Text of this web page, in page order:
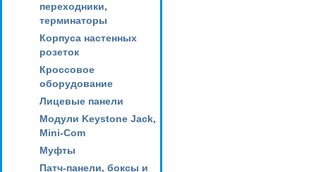
переходники,
терминаторы
Корпуса настенных
розеток
Кроссовое
оборудование
Лицевые панели
Модули Keystone Jack,
Mini-Com
Муфты
Патч-панели, боксы и